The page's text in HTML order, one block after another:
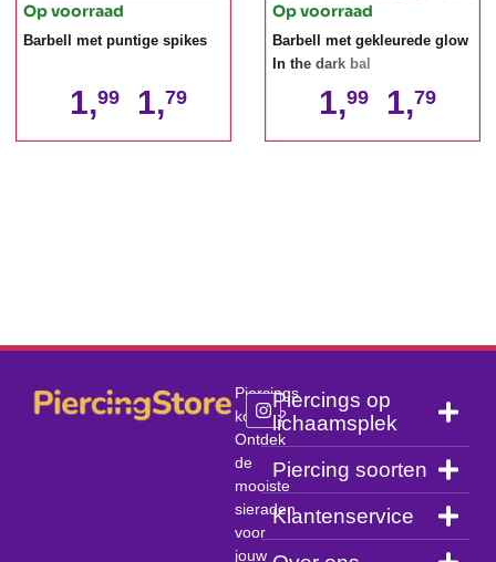
Op voorraad
Barbell met puntige spikes
1,99 1,79
Op voorraad
Barbell met gekleurede glow
In the dark bal
1,99 1,79
Piercings
kopen?
Ontdek
de
mooiste
sieraden
voor
jouw
Piercings op
lichaamsplek
Piercing soorten
Klantenservice